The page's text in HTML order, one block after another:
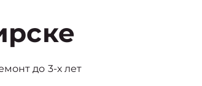
до 3-х лет